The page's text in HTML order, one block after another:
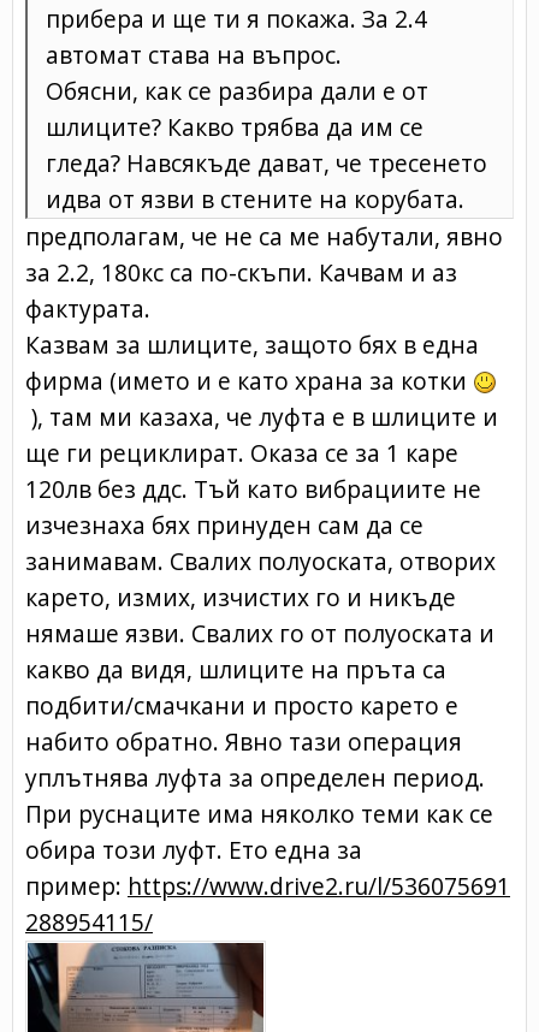
прибера и ще ти я покажа. За 2.4
автомат става на въпрос.
Обясни, как се разбира дали е от
шлиците? Какво трябва да им се
гледа? Навсякъде дават, че тресенето
идва от язви в стените на корубата.
предполагам, че не са ме набутали, явно
за 2.2, 180кс са по-скъпи. Качвам и аз
фактурата.
Казвам за шлиците, защото бях в една
фирма (името и е като храна за котки
), там ми казаха, че луфта е в шлиците и
ще ги рециклират. Оказа се за 1 каре
120лв без ддс. Тъй като вибрациите не
изчезнаха бях принуден сам да се
занимавам. Свалих полуоската, отворих
карето, измих, изчистих го и никъде
нямаше язви. Свалих го от полуоската и
какво да видя, шлиците на пръта са
подбити/смачкани и просто карето е
набито обратно. Явно тази операция
уплътнява луфта за определен период.
При руснаците има няколко теми как се
обира този луфт. Ето една за
пример: https://www.drive2.ru/l/536075691
288954115/